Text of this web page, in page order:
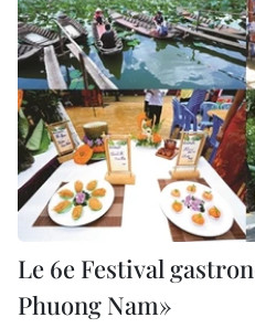
Le 6e Festival
Phuong Nam»